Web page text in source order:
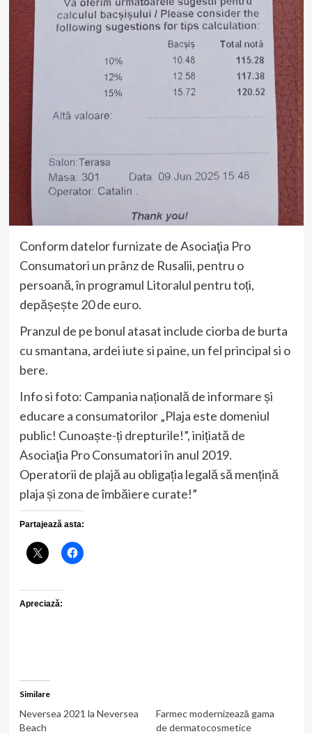
Conform datelor furnizate de Asociaţia Pro
Consumatori un prânz de Rusalii, pentru o
persoană, în programul Litoralul pentru toți,
depășește 20 de euro.
Pranzul de pe bonul atasat include ciorba de burta
cu smantana, ardei iute si paine, un fel principal si o
bere.
Info si foto: Campania națională de informare și
educare a consumatorilor „Plaja este domeniul
public! Cunoaște-ți drepturile!”, inițiată de
Asociaţia Pro Consumatori în anul 2019.
Operatorii de plajă au obligația legală să mențină
plaja și zona de îmbăiere curate!”
Partajează asta:
Apreciază:
Similare
Neversea 2021 la Neversea
Beach
Farmec modernizează gama
de dermatocosmetice